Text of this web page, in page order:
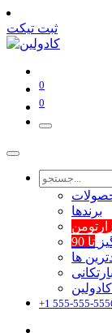
ثبت تیکت
0
0
برند‌ها
ها
+1 555-555-